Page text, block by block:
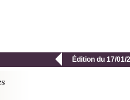
 Édition du 17/01/